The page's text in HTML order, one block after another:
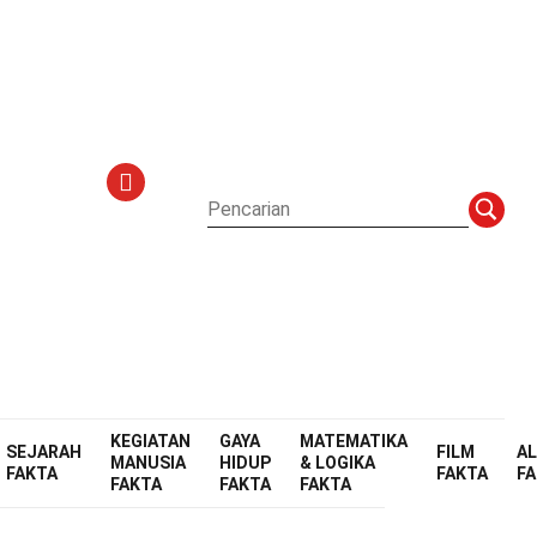
SEJARAH
FAKTA
KEGIATAN
MANUSIA
FAKTA
GAYA
HIDUP
FAKTA
MATEMATIKA
& LOGIKA
FAKTA
FILM
FAKTA